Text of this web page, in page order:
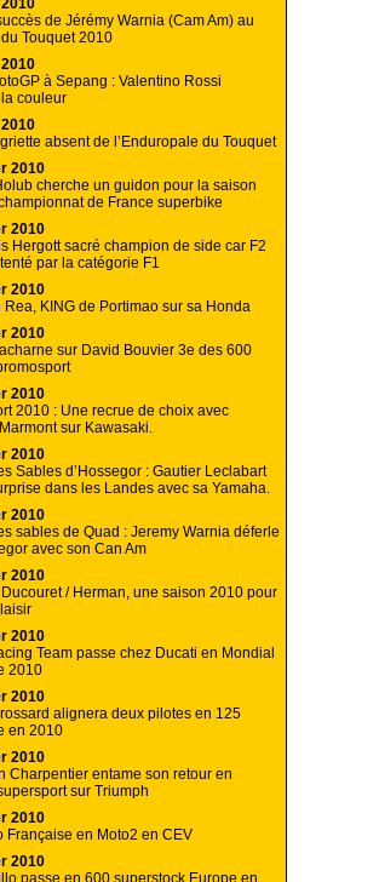
de Jérémy Warnia (Cam Am) au
Touquet 2010
à Sepang : Valentino Rossi
couleur
absent de l’Enduropale du Touquet
2010
cherche un guidon pour la saison
de France superbike
2010
Hergott sacré champion de side car F2
par la catégorie F1
2010
Rea, KING de Portimao sur sa Honda
2010
sur David Bouvier 3e des 600
2010
2010 : Une recrue de choix avec
sur Kawasaki.
2010
Sables d’Hossegor : Gautier Leclabart
dans les Landes avec sa Yamaha.
2010
sables de Quad : Jeremy Warnia déferle
avec son Can Am
2010
/ Herman, une saison 2010 pour
2010
Team passe chez Ducati en Mondial
2010
2010
alignera deux pilotes en 125
en 2010
2010
Charpentier entame son retour en
sur Triumph
2010
Française en Moto2 en CEV
2010
passe en 600 superstock Europe en